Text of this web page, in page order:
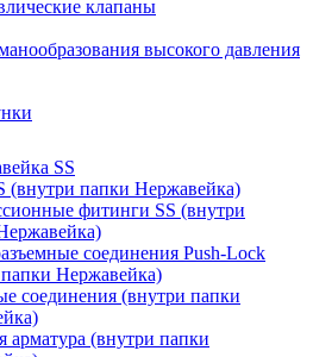
клапаны
высокого давления
SS
(внутри папки Нержавейка)
фитинги SS (внутри
соединения Push-Lock
Нержавейка)
соединения (внутри папки
арматура (внутри папки